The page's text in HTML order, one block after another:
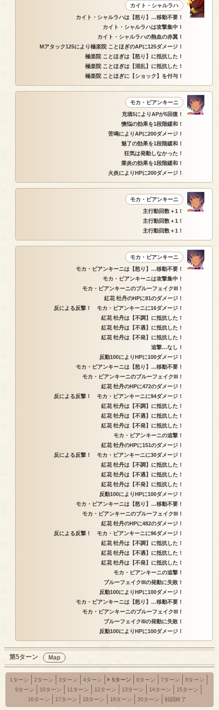
カイト・シャルラハ
カイト・シャルラハは【怒り】…移動不要！
カイト・シャルラハは攻撃集中！
カイト・シャルラハの熱血の赤翼！
Mアタック125により極楽院 ことほぎのAPに125ダメージ！
極楽院 ことほぎは【怒り】に抵抗した！
極楽院 ことほぎは【混乱】に抵抗した！
極楽院 ことほぎに【ショック】を付与！
モカ・ビアンキーニ
充填5によりAPが5回復！
懊悩の効果を1段階緩和！
苦鳴によりAPに200ダメージ！
魅了の効果を1段階緩和！
狂気は発動しなかった！
業炎の効果を1段階緩和！
火炎によりHPに200ダメージ！
モカ・ビアンキーニ
主行動回数＋1！
主行動回数＋1！
主行動回数＋1！
モカ・ビアンキーニ
モカ・ビアンキーニは【怒り】…移動不要！
モカ・ビアンキーニは攻撃集中！
モカ・ビアンキーニのブルーフェイクIII！
紅花 牡丹のHPに81のダメージ！
反による反撃！ モカ・ビアンキーニに16ダメージ！
紅花 牡丹は【不調】に抵抗した！
紅花 牡丹は【不遇】に抵抗した！
紅花 牡丹は【不発】に抵抗した！
追撃…なし！
反動100によりHPに100ダメージ！
モカ・ビアンキーニは【怒り】…移動不要！
モカ・ビアンキーニのブルーフェイクIII！
紅花 牡丹のHPに472のダメージ！
反による反撃！ モカ・ビアンキーニに94ダメージ！
紅花 牡丹は【不調】に抵抗した！
紅花 牡丹は【不遇】に抵抗した！
紅花 牡丹は【不発】に抵抗した！
モカ・ビアンキーニの追撃！
紅花 牡丹のHPに151のダメージ！
反による反撃！ モカ・ビアンキーニに30ダメージ！
紅花 牡丹は【不調】に抵抗した！
紅花 牡丹は【不遇】に抵抗した！
紅花 牡丹は【不発】に抵抗した！
反動100によりHPに100ダメージ！
モカ・ビアンキーニは【怒り】…移動不要！
モカ・ビアンキーニのブルーフェイクIII！
紅花 牡丹のHPに482のダメージ！
反による反撃！ モカ・ビアンキーニに96ダメージ！
紅花 牡丹は【不調】に抵抗した！
紅花 牡丹は【不遇】に抵抗した！
紅花 牡丹は【不発】に抵抗した！
モカ・ビアンキーニの追撃！
ブルーフェイクIIIの発動に失敗！
反動100によりHPに100ダメージ！
モカ・ビアンキーニは【怒り】…移動不要！
モカ・ビアンキーニのブルーフェイクIII！
ブルーフェイクIIIの発動に失敗！
反動100によりHPに100ダメージ！
第5ターン Map
1ターン 2ターン 3ターン 4ターン 5ターン 6ターン 7ターン
8ターン
9ターン
10ターン 11ターン 12ターン 13ターン 14ターン
15ターン
16ターン
17ターン 18ターン 19ターン 20ターン 戦闘終了